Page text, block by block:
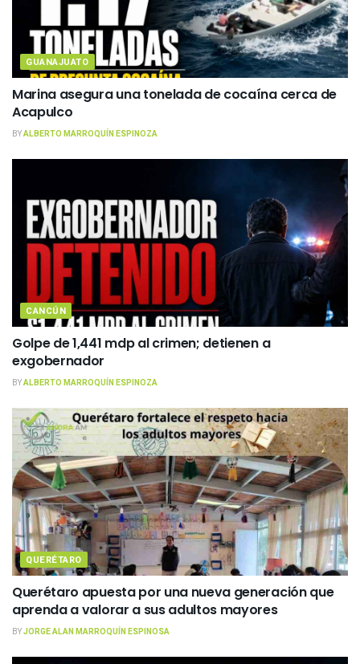
GUANAJUATO
Marina asegura una tonelada de cocaína cerca de
Acapulco
BYALBERTO MARROQUÍN ESPINOZA
CANCÚN
Golpe de 1,441 mdp al crimen; detienen a
exgobernador
BYALBERTO MARROQUÍN ESPINOZA
QUERÉTARO
Querétaro apuesta por una nueva generación que
aprenda a valorar a sus adultos mayores
BYJORGE ALAN MARROQUÍN ESPINOSA